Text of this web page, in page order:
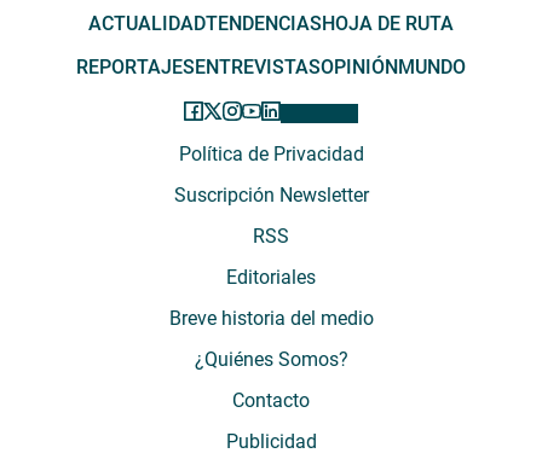
ACTUALIDADTENDENCIASHOJA DE RUTA
REPORTAJESENTREVISTASOPINIÓNMUNDO
Política de Privacidad
Suscripción Newsletter
RSS
Editoriales
Breve historia del medio
¿Quiénes Somos?
Contacto
Publicidad